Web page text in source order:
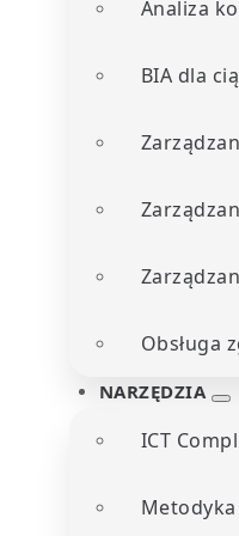
Analiza
BIA dla
Obsługa
NARZĘDZIA
ICT
Metodyka